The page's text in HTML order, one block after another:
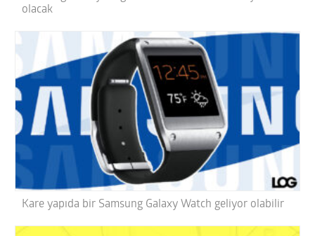
olacak
Kare yapıda bir Samsung Galaxy Watch geliyor olabilir